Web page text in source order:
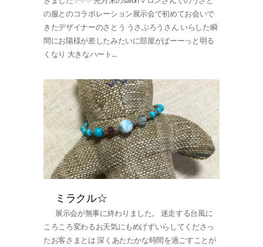
の服とのコラボレーション展示会で初めてお会いで
きたデザイナーのさとう うさぶろうさん いらした瞬
間にお陽様が差したみたいに部屋がぱーーっと明る
くなり 大きなハート...
ミラクル☆
展示会が無事に終わりました。 迷走する台風に
ころころ変わるお天気にもめげずいらしてくださっ
たお客さまとは 深くあたたかな時間を過ごすことが